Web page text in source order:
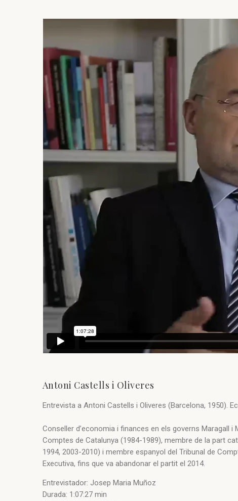
Antoni Castells i Oliveres
Entrevista a Antoni Castells i Oliveres (Barcelona, 1950).
Conseller d’economia i finances en els governs Maragall
Comptes de Catalunya (1984-1989), membre de la part
1994, 2003-2010) i membre espanyol del Tribunal de
Executiva, fins que va abandonar el partit el 2014.
Entrevistador: Josep Maria Muñoz
Durada: 1:07:27 min